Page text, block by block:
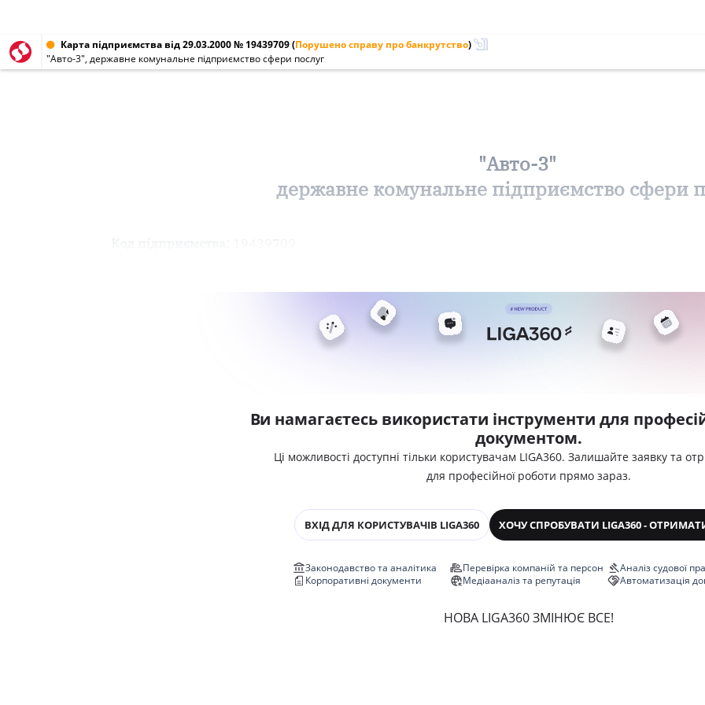
Карта підприємства від 29.03.2000 № 19439709(Порушено справу про банкрутство)
"Авто-3", державне комунальне підприємство сфери послуг
"Авто-3"
державне комунальне підприємство сфери
Ви намагаєтесь використати інструменти для
документом.
Ці можливості доступні тільки користувачам LIGA360. Залишайте заявку та
для професійної роботи прямо зараз.
ВХІД ДЛЯ КОРИСТУВАЧІВ LIGA360 ХОЧУ СПРОБУВАТИ LIGA360 -
Законодавство та аналітика
Корпоративні документи
Перевірка компаній та персон
Медіааналіз та репутація
Аналіз судової
Автоматизація
НОВА LIGA360 ЗМІНЮЄ ВСЕ!